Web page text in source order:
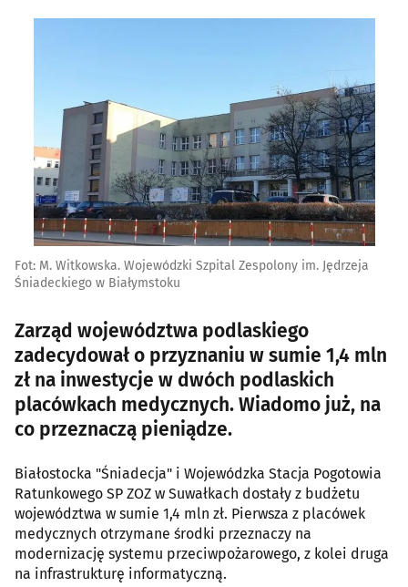
Fot: M. Witkowska. Wojewódzki Szpital Zespolony im. Jędrzeja
Śniadeckiego w Białymstoku
Zarząd województwa podlaskiego
zadecydował o przyznaniu w sumie 1,4 mln
zł na inwestycje w dwóch podlaskich
placówkach medycznych. Wiadomo już, na
co przeznaczą pieniądze.
Białostocka "Śniadecja" i Wojewódzka Stacja Pogotowia
Ratunkowego SP ZOZ w Suwałkach dostały z budżetu
województwa w sumie 1,4 mln zł. Pierwsza z placówek
medycznych otrzymane środki przeznaczy na
modernizację systemu przeciwpożarowego, z kolei druga
na infrastrukturę informatyczną.